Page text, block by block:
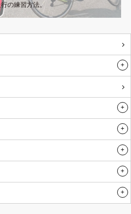
の練習方法。